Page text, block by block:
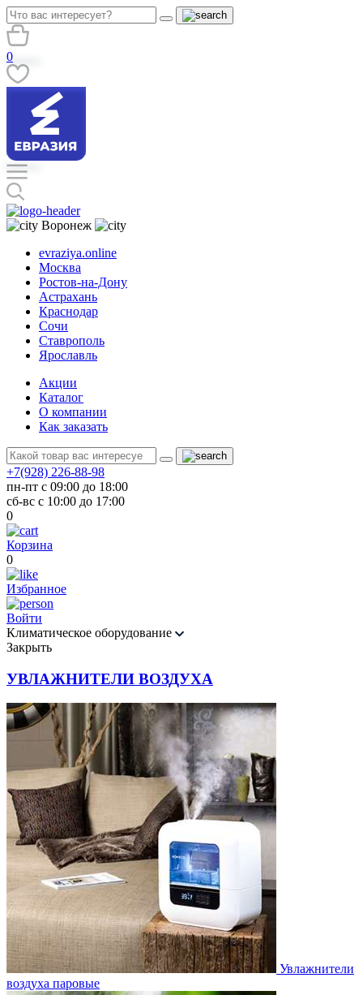
0
Воронеж
evraziya.online
Москва
Ростов-на-Дону
Астрахань
Краснодар
Сочи
Ставрополь
Ярославль
Акции
Каталог
О компании
Как заказать
+7(928) 226-88-98
пн-пт с 09:00 до 18:00
сб-вс с 10:00 до 17:00
0
Корзина
0
Избранное
Войти
Климатическое оборудование
Закрыть
УВЛАЖНИТЕЛИ ВОЗДУХА
Увлажнители
воздуха паровые